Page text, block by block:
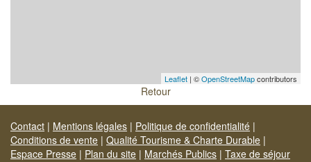
Leaflet | ©OpenStreetMapcontributors
Retour
Contact | Mentions légales | Politique de confidentialité |
Conditions de vente | Qualité Tourisme & Charte Durable |
Espace Presse | Plan du site | Marchés Publics | Taxe de séjour